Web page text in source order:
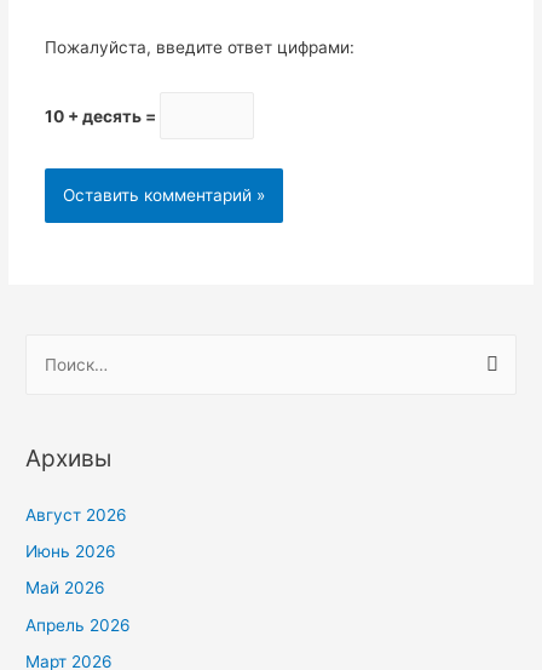
Пожалуйста, введите ответ цифрами:
10 + десять =
Архивы
Август 2026
Июнь 2026
Май 2026
Апрель 2026
Март 2026